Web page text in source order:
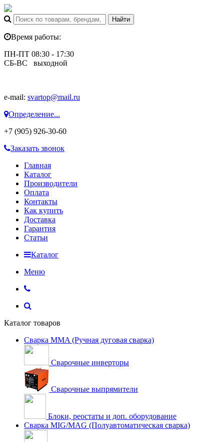
Время работы:
ПН-ПТ 08:30 - 17:30
СБ-ВС выходной
e-mail: svartop@mail.ru
Определение...
+7 (905) 926-30-60
Заказать звонок
Главная
Каталог
Производители
Оплата
Контакты
Как купить
Доставка
Гарантия
Статьи
Каталог
Меню
Каталог товаров
Сварка MMA (Ручная дуговая сварка)
Сварочные инверторы
Сварочные выпрямители
Блоки, реостаты и доп. оборудование
Сварка MIG/MAG (Полуавтоматическая сварка)